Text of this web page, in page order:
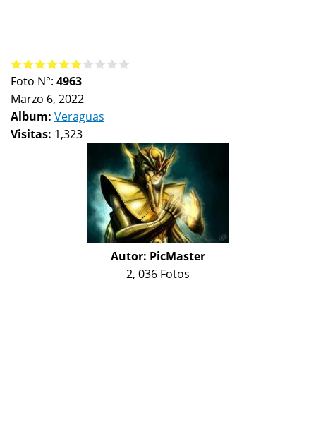
Foto N°: 4963
Marzo 6, 2022
Album: Veraguas
Visitas: 1,323
Autor: PicMaster
2, 036 Fotos